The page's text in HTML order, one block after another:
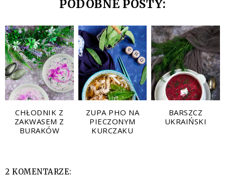
PODOBNE POSTY:
CHŁODNIK Z
ZAKWASEM Z
BURAKÓW
ZUPA PHO NA
PIECZONYM
KURCZAKU
BARSZCZ
UKRAIŃSKI
2 KOMENTARZE: